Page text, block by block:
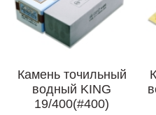
Камень точильный
водный KING
19/400(#400)